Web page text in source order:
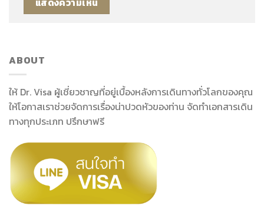
ABOUT
ให้ Dr. Visa ผู้เชี่ยวชาญที่อยู่เบื้องหลังการเดินทางทั่วโลกของคุณ
ให้โอกาสเราช่วยจัดการเรื่องน่าปวดหัวของท่าน จัดทำเอกสารเดิน
ทางทุกประเภท ปรึกษาฟรี